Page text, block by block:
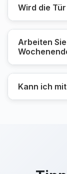
Wird die
Arbeiten
Kann ich